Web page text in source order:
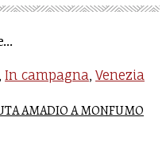
, In campagna, Venezia
AMADIO A MONFUMO